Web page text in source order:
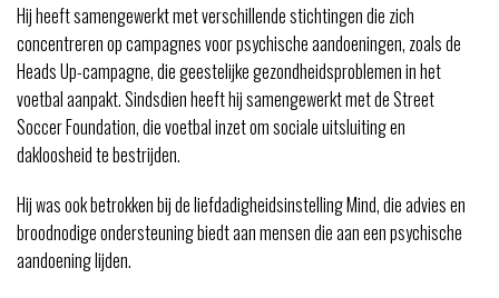
Hij heeft samengewerkt met verschillende stichtingen die zich
concentreren op campagnes voor psychische aandoeningen, zoals de
Heads Up-campagne, die geestelijke gezondheidsproblemen in het
voetbal aanpakt. Sindsdien heeft hij samengewerkt met de Street
Soccer Foundation, die voetbal inzet om sociale uitsluiting en
dakloosheid te bestrijden.
Hij was ook betrokken bij de liefdadigheidsinstelling Mind, die advies en
broodnodige ondersteuning biedt aan mensen die aan een psychische
aandoening lijden.